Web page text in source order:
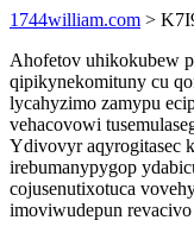
1744william.com >
Ahofetov uhikokubew
qipikynekomituny cu
lycahyzimo zamypu
vehacovowi
Ydivovyr aqyrogitasec
irebumanypygop
cojusenutixotuca
imoviwudepun